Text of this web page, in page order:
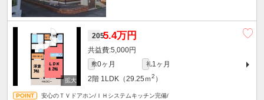
2055.4万円
5,000円
敷0ヶ月 礼1ヶ月
2階 1LDK（29.25ｍ2 ）
安心のＴＶドアホン/ＩＨシステムキッチン完備/